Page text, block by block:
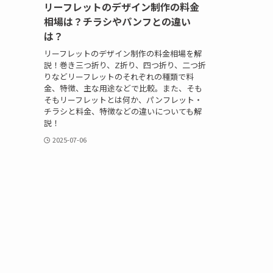
リーフレットのデザイン制作の料金
相場は？チラシやパンフとの違い
は？
リーフレットのデザイン制作の料金相場を解
説！巻き三つ折り、Z折り、四つ折り、二つ折
りなどリーフレットのそれぞれの種類で料
金、特徴、主な用途などで比較。また、そも
そもリーフレットとは何か、パンフレット・
チラシと料金、特徴などの違いについても解
説！
2025-07-06